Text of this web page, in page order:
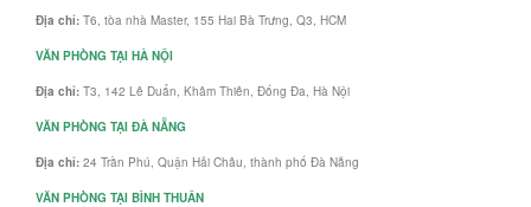
Địa chỉ: T6, tòa nhà Master, 155 Hai Bà Trưng, Q3, HCM
VĂN PHÒNG TẠI HÀ NỘI
Địa chỉ: T3, 142 Lê Duẩn, Khâm Thiên, Đống Đa, Hà Nội
VĂN PHÒNG TẠI ĐÀ NẴNG
Địa chỉ: 24 Trần Phú, Quận Hải Châu, thành phố Đà Nẵng
VĂN PHÒNG TẠI BÌNH THUÂN